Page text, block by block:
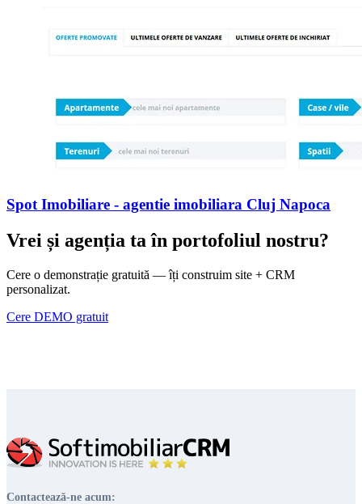
Spot Imobiliare - agentie imobiliara Cluj Napoca
Vrei și agenția ta în portofoliul nostru?
Cere o demonstrație gratuită — îți construim site + CRM
personalizat.
Cere DEMO gratuit
Contactează-ne acum: